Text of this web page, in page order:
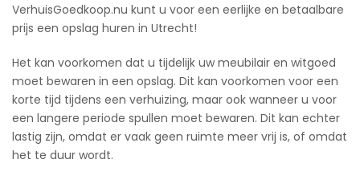
VerhuisGoedkoop.nu kunt u voor een eerlijke en betaalbare
prijs een opslag huren in Utrecht!
Het kan voorkomen dat u tijdelijk uw meubilair en witgoed
moet bewaren in een opslag. Dit kan voorkomen voor een
korte tijd tijdens een verhuizing, maar ook wanneer u voor
een langere periode spullen moet bewaren. Dit kan echter
lastig zijn, omdat er vaak geen ruimte meer vrij is, of omdat
het te duur wordt.